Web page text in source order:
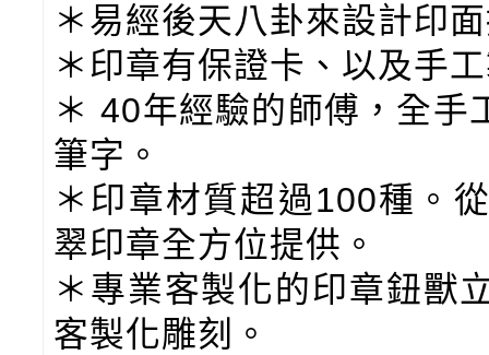
＊易經後天八卦來設計印
＊印章有保證卡、以及手
＊ 40年經驗的師傅，全手
筆字。
＊印章材質超過100種。
翠印章全方位提供。
＊專業客製化的印章鈕獸
客製化雕刻。